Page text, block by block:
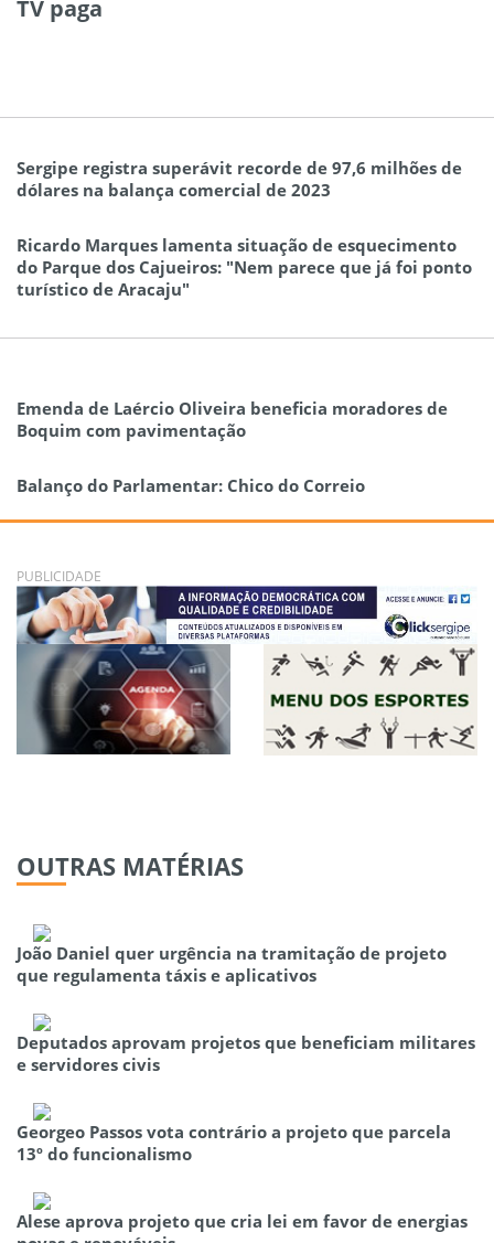
TV paga
Sergipe registra superávit recorde de 97,6 milhões de
dólares na balança comercial de 2023
Ricardo Marques lamenta situação de esquecimento
do Parque dos Cajueiros: "Nem parece que já foi ponto
turístico de Aracaju"
Emenda de Laércio Oliveira beneficia moradores de
Boquim com pavimentação
Balanço do Parlamentar: Chico do Correio
PUBLICIDADE
OUTRAS MATÉRIAS
João Daniel quer urgência na tramitação de projeto
que regulamenta táxis e aplicativos
Deputados aprovam projetos que beneficiam militares
e servidores civis
Georgeo Passos vota contrário a projeto que parcela
13º do funcionalismo
Alese aprova projeto que cria lei em favor de energias